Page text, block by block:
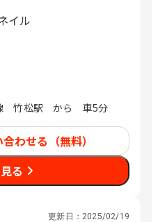
竹松駅 から 車5分
わせる（無料）
る
更新日： 2025/02/19